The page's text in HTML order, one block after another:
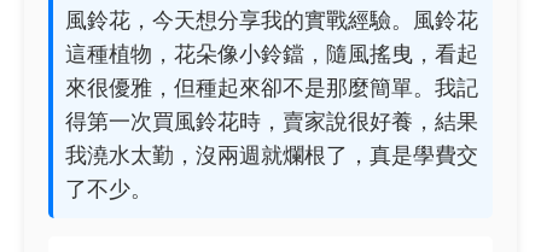
風鈴花，今天想分享我的實戰經驗。風鈴花
這種植物，花朵像小鈴鐺，隨風搖曳，看起
來很優雅，但種起來卻不是那麼簡單。我記
得第一次買風鈴花時，賣家說很好養，結果
我澆水太勤，沒兩週就爛根了，真是學費交
了不少。